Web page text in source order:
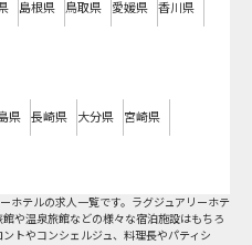
島根県 鳥取県 愛媛県 香川県
県 長崎県 大分県 宮崎県
ホテルの求人一覧です。ラグジュアリーホテ
や温泉旅館などの様々な宿泊施設はもちろ
トやコンシェルジュ、料理長やパティシ